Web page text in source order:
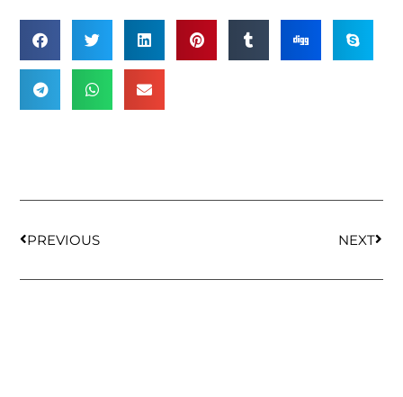
PREVIOUS NEXT